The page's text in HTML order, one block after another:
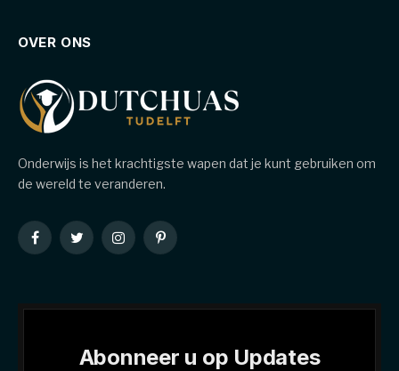
OVER ONS
Onderwijs is het krachtigste wapen dat je kunt gebruiken om
de wereld te veranderen.
FacebookTwitterInstagramPinterest
Abonneer u op Updates